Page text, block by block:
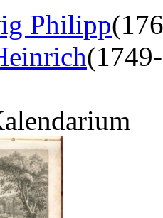
Philipp